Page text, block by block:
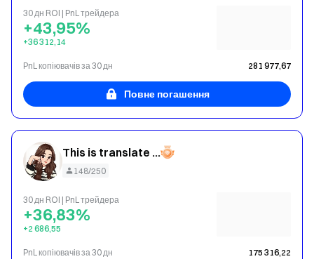
30 дн ROI | PnL трейдера
+43,95%
+36 312,14
PnL копіювачів за 30 дн 281 977,67
Повне погашення
This is translate content : Very fierce and aggressive
148/250
30 дн ROI | PnL трейдера
+36,83%
+2 686,55
PnL копіювачів за 30 дн 175 316,22